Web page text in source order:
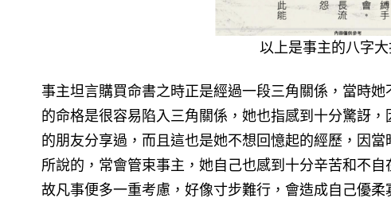
以上是事主的八字大
事主坦言購買命書之時正是經過一段三角關係，當時
的命格是很容易陷入三角關係，她也指感到十分驚訝
的朋友分享過，而且這也是她不想回憶起的經歷，因
所說的，常會管束事主，她自己也感到十分辛苦和不
故凡事便多一重考慮，好像寸步難行，會造成自己優